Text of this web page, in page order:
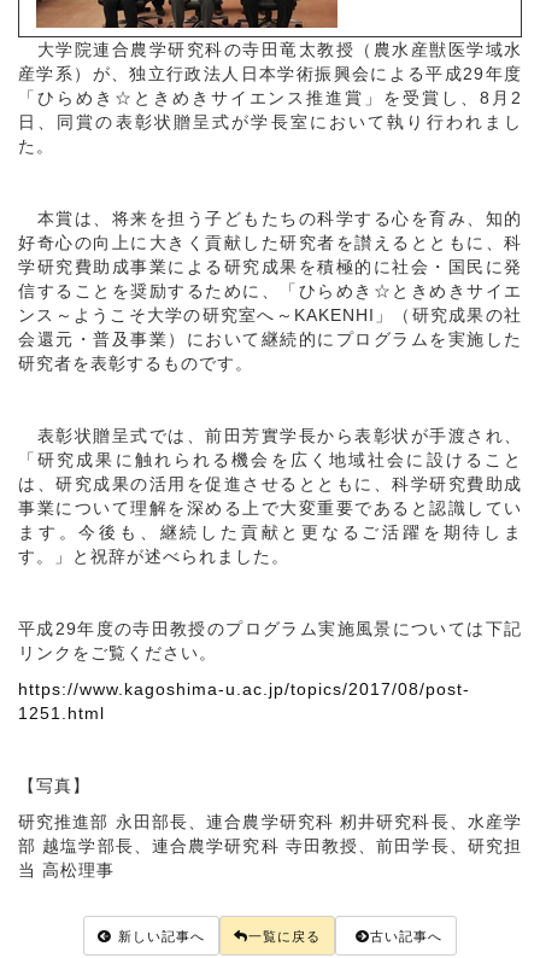
大学院連合農学研究科の寺田竜太教授（農水産獣医学域水
産学系）が、独立行政法人日本学術振興会による平成29年度
「ひらめき☆ときめきサイエンス推進賞」を受賞し、8月2
日、同賞の表彰状贈呈式が学長室において執り行われまし
た。
本賞は、将来を担う子どもたちの科学する心を育み、知的
好奇心の向上に大きく貢献した研究者を讃えるとともに、科
学研究費助成事業による研究成果を積極的に社会・国民に発
信することを奨励するために、「ひらめき☆ときめきサイエ
ンス～ようこそ大学の研究室へ～KAKENHI」（研究成果の社
会還元・普及事業）において継続的にプログラムを実施した
研究者を表彰するものです。
表彰状贈呈式では、前田芳實学長から表彰状が手渡され、
「研究成果に触れられる機会を広く地域社会に設けること
は、研究成果の活用を促進させるとともに、科学研究費助成
事業について理解を深める上で大変重要であると認識してい
ます。今後も、継続した貢献と更なるご活躍を期待しま
す。」と祝辞が述べられました。
平成29年度の寺田教授のプログラム実施風景については下記
リンクをご覧ください。
https://www.kagoshima-u.ac.jp/topics/2017/08/post-
1251.html
【写真】
研究推進部 永田部長、連合農学研究科 籾井研究科長、水産学
部 越塩学部長、連合農学研究科 寺田教授、前田学長、研究担
当 高松理事
新しい記事へ 一覧に戻る 古い記事へ